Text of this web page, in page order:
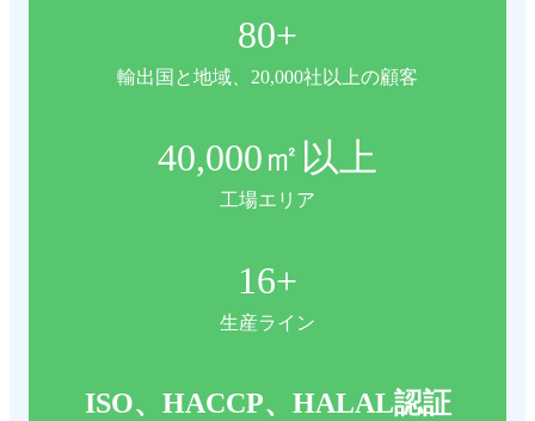
80+
輸出国と地域、20,000社以上の顧客
40,000㎡以上
工場エリア
16+
生産ライン
ISO、HACCP、HALAL認証